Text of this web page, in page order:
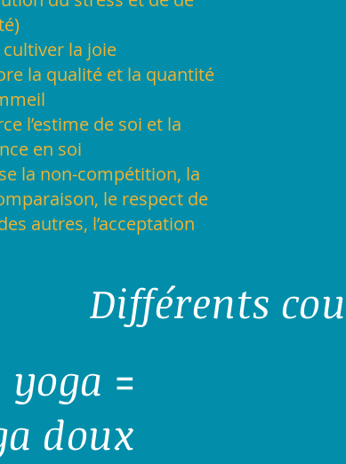
cultiver la joie
la qualité et la quantité
l’estime de soi et la
en soi
la non-compétition, la
le respect de
autres, l’acceptation
Différents
=
doux